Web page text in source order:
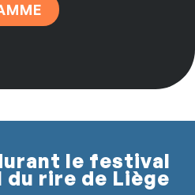
le festival
rire de Liège